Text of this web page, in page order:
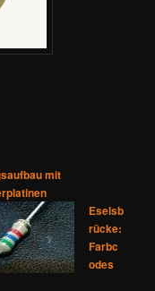
mit
Eselsb
rücke:
Farbc
odes